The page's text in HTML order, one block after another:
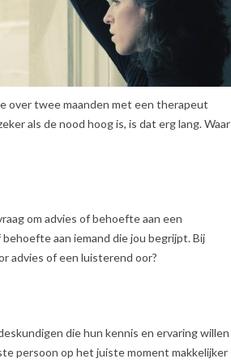
over twee maanden met een therapeut
als de nood hoog is, is dat erg lang. Waar
om advies of behoefte aan een
aan iemand die jou begrijpt. Bij
advies of een luisterend oor?
die hun kennis en ervaring willen
persoon op het juiste moment makkelijker